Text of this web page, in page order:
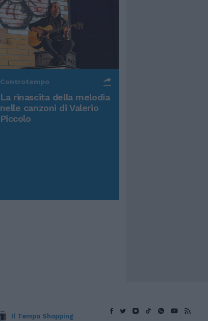
Controtempo
La rinascita della melodia
nelle canzoni di Valerio
Piccolo
Il Tempo Shopping